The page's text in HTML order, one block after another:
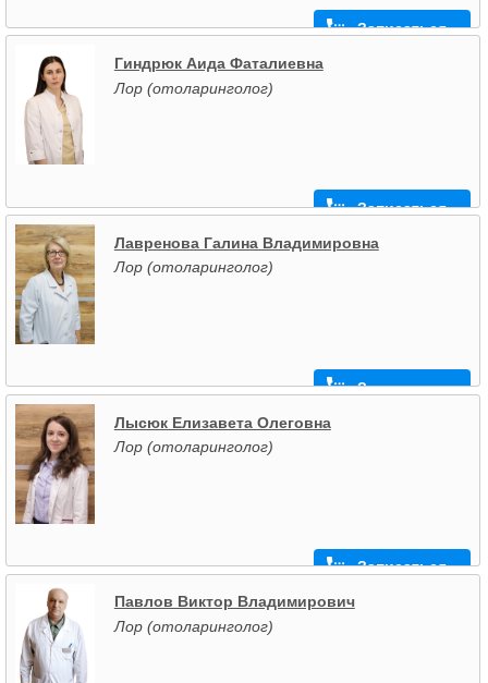
Записаться
Гиндрюк Аида Фаталиевна
Лор (отоларинголог)
Записаться
Лавренова Галина Владимировна
Лор (отоларинголог)
Записаться
Лысюк Елизавета Олеговна
Лор (отоларинголог)
Записаться
Павлов Виктор Владимирович
Лор (отоларинголог)